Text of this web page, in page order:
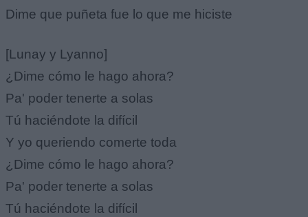
Dime que puñeta fue lo que me hiciste
[Lunay y Lyanno]
¿Dime cómo le hago ahora?
Pa' poder tenerte a solas
Tú haciéndote la difícil
Y yo queriendo comerte toda
¿Dime cómo le hago ahora?
Pa' poder tenerte a solas
Tú haciéndote la difícil